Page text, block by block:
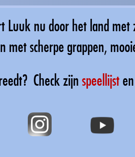
Luuk nu door het land
scherpe grappen,
Check zijnspeellijst